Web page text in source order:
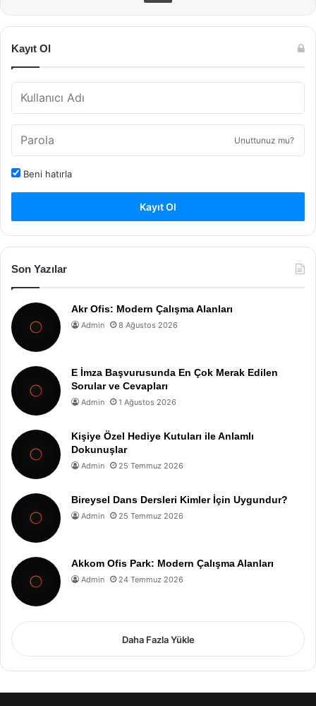
Kayıt Ol
Unuttunuz mu?
Beni hatırla
Kayıt Ol
Son Yazılar
Akr Ofis: Modern Çalışma Alanları
Admin 8 Ağustos 2026
E İmza Başvurusunda En Çok Merak Edilen
Sorular ve Cevapları
Admin 1 Ağustos 2026
Kişiye Özel Hediye Kutuları ile Anlamlı
Dokunuşlar
Admin 25 Temmuz 2026
Bireysel Dans Dersleri Kimler İçin Uygundur?
Admin 25 Temmuz 2026
Akkom Ofis Park: Modern Çalışma Alanları
Admin 24 Temmuz 2026
Daha Fazla Yükle